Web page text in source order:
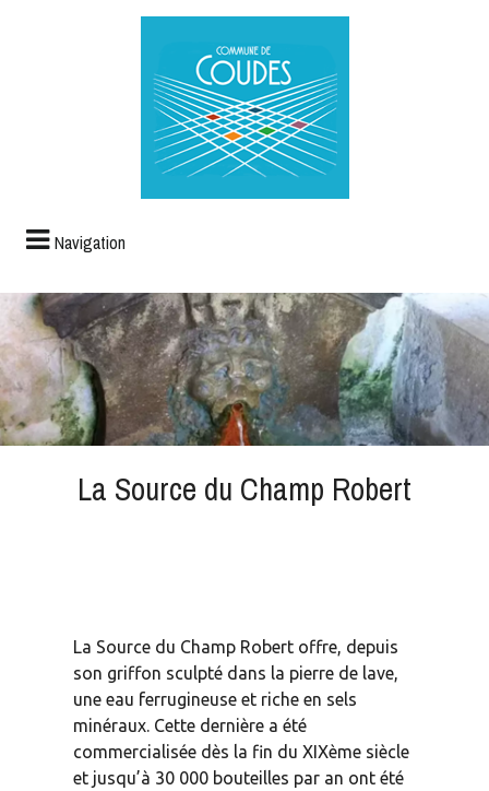
Navigation
La Source du Champ Robert
La Source du Champ Robert offre, depuis
son griffon sculpté dans la pierre de lave,
une eau ferrugineuse et riche en sels
minéraux. Cette dernière a été
commercialisée dès la fin du XIXème siècle
et jusqu’à 30 000 bouteilles par an ont été